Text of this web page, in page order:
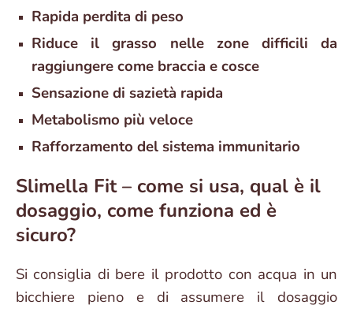
Rapida perdita di peso
Riduce il grasso nelle zone difficili da
raggiungere come braccia e cosce
Sensazione di sazietà rapida
Metabolismo più veloce
Rafforzamento del sistema immunitario
Slimella Fit – come si usa, qual è il
dosaggio, come funziona ed è
sicuro?
Si consiglia di bere il prodotto con acqua in un
bicchiere pieno e di assumere il dosaggio